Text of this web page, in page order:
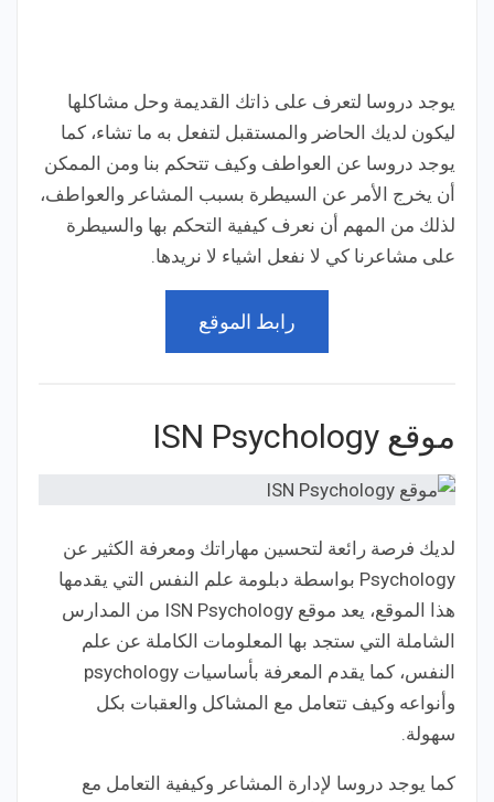
يوجد دروسا لتعرف على ذاتك القديمة وحل مشاكلها
ليكون لديك الحاضر والمستقبل لتفعل به ما تشاء، كما
يوجد دروسا عن العواطف وكيف تتحكم بنا ومن الممكن
أن يخرج الأمر عن السيطرة بسبب المشاعر والعواطف،
لذلك من المهم أن نعرف كيفية التحكم بها والسيطرة
على مشاعرنا كي لا نفعل اشياء لا نريدها.
رابط الموقع
موقع ISN Psychology
لديك فرصة رائعة لتحسين مهاراتك ومعرفة الكثير عن
Psychology بواسطة دبلومة علم النفس التي يقدمها
هذا الموقع، يعد موقع ISN Psychology من المدارس
الشاملة التي ستجد بها المعلومات الكاملة عن علم
النفس، كما يقدم المعرفة بأساسيات psychology
وأنواعه وكيف تتعامل مع المشاكل والعقبات بكل
سهولة.
كما يوجد دروسا لإدارة المشاعر وكيفية التعامل مع